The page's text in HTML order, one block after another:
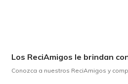
Conozca a nuestros ReciAmigos y